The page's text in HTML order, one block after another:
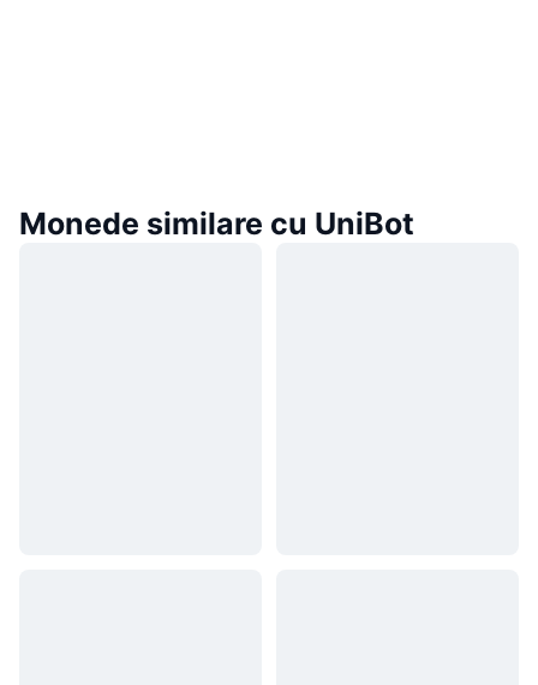
Monede similare cu UniBot